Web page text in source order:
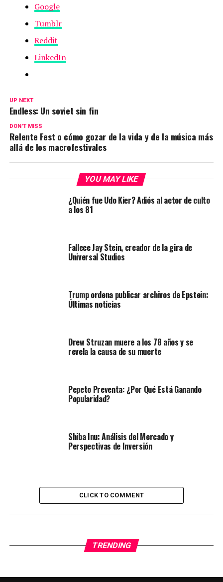
Google
Tumblr
Reddit
LinkedIn
UP NEXT
Endless: Un soviet sin fin
DON'T MISS
Relente Fest o cómo gozar de la vida y de la música más
allá de los macrofestivales
YOU MAY LIKE
¿Quién fue Udo Kier? Adiós al actor de culto
a los 81
Fallece Jay Stein, creador de la gira de
Universal Studios
Trump ordena publicar archivos de Epstein:
Últimas noticias
Drew Struzan muere a los 78 años y se
revela la causa de su muerte
Pepeto Preventa: ¿Por Qué Está Ganando
Popularidad?
Shiba Inu: Análisis del Mercado y
Perspectivas de Inversión
CLICK TO COMMENT
TRENDING